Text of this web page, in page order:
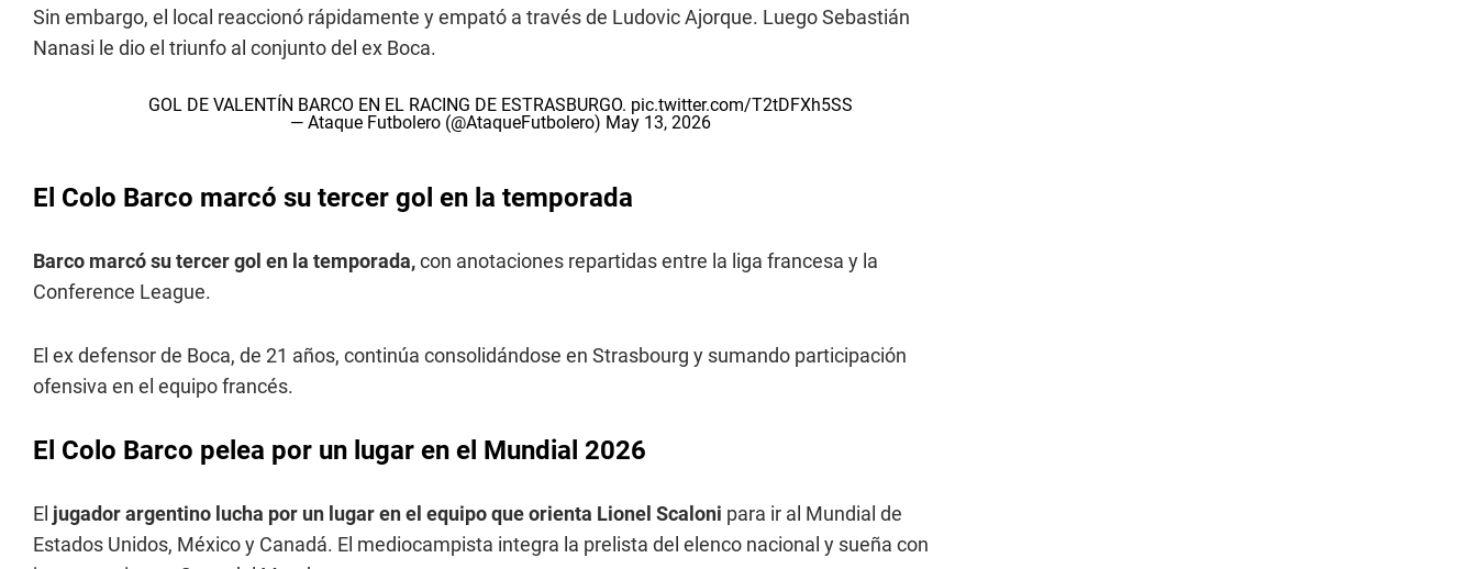
Sin embargo, el local reaccionó rápidamente y empató a través de Ludovic Ajorque. Luego Sebastián
Nanasi le dio el triunfo al conjunto del ex Boca.
GOL DE VALENTÍN BARCO EN EL RACING DE ESTRASBURGO. pic.twitter.com/T2tDFXh5SS
— Ataque Futbolero (@AtaqueFutbolero) May 13, 2026
El Colo Barco marcó su tercer gol en la temporada
Barco marcó su tercer gol en la temporada,con anotaciones repartidas entre la liga francesa y la
Conference League.
El ex defensor de Boca, de 21 años, continúa consolidándose en Strasbourg y sumando participación
ofensiva en el equipo francés.
El Colo Barco pelea por un lugar en el Mundial 2026
El jugador argentino lucha por un lugar en el equipo que orienta Lionel Scaloni para ir al Mundial de
Estados Unidos, México y Canadá. El mediocampista integra la prelista del elenco nacional y sueña con